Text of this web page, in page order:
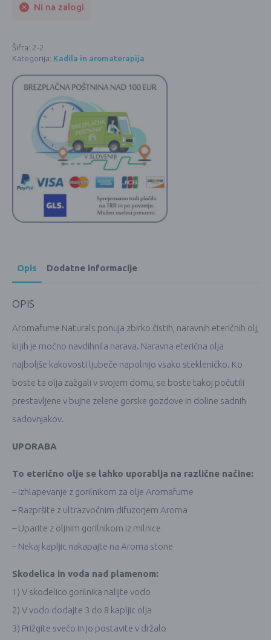
Ni na zalogi
Šifra: 2-2
Kategorija: Kadila in aromaterapija
Opis Dodatne informacije
OPIS
Aromafume Naturals ponuja zbirko čistih, naravnih eteričnih olj,
ki jih je močno navdihnila narava. Naravna eterična olja
najboljše kakovosti ljubeče napolnijo vsako stekleničko. Ko
boste ta olja zažgali v svojem domu, se boste takoj počutili
prestavljene v bujne zelene gorske gozdove in doline sadnih
sadovnjakov.
UPORABA
To eterično olje se lahko uporablja na različne načine:
– Izhlapevanje z gorilnikom za olje Aromafume
– Razpršite z ultrazvočnim difuzorjem Aroma
– Uparite z oljnim gorilnikom iz milnice
– Nekaj kapljic nakapajte na Aroma stone
Skodelica in voda nad plamenom:
1) V skodelico gorilnika nalijte vodo
2) V vodo dodajte 3 do 8 kapljic olja
3) Prižgite svečo in jo postavite v držalo